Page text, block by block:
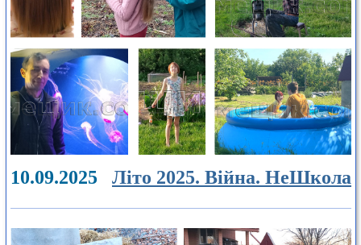
10.09.2025 Літо 2025. Війна. НеШкола